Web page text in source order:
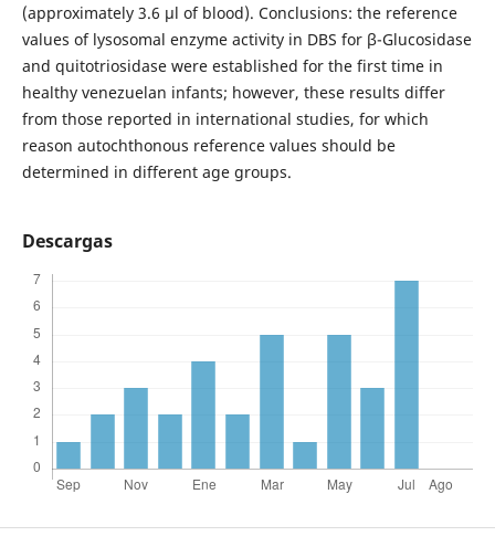
(approximately 3.6 µl of blood). Conclusions: the reference
values of lysosomal enzyme activity in DBS for β-Glucosidase
and quitotriosidase were established for the first time in
healthy venezuelan infants; however, these results differ
from those reported in international studies, for which
reason autochthonous reference values should be
determined in different age groups.
Descargas